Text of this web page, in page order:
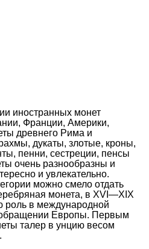
иностранных монет
Франции, Америки,
древнего Рима и
дукаты, злотые, кроны,
пенни, сестреции, пенсы
очень разнообразны и
и увлекательно.
можно смело отдать
монета, в XVI—XIX
роль в международной
Европы. Первым
талер в унцию весом